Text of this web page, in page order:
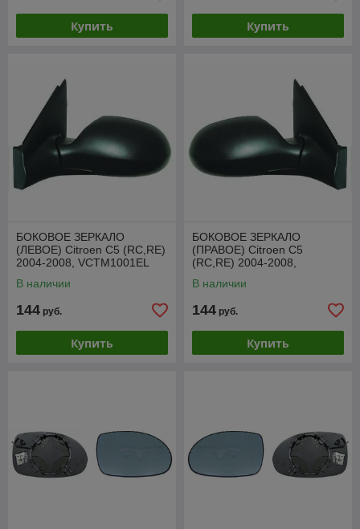
Купить Купить
БОКОВОЕ ЗЕРКАЛО
(ЛЕВОЕ) Citroen C5 (RC,RE)
2004-2008, VCTM1001EL
В наличии
144 руб.
Купить
БОКОВОЕ ЗЕРКАЛО
(ПРАВОЕ) Citroen C5
(RC,RE) 2004-2008,
В наличии
144 руб.
Купить